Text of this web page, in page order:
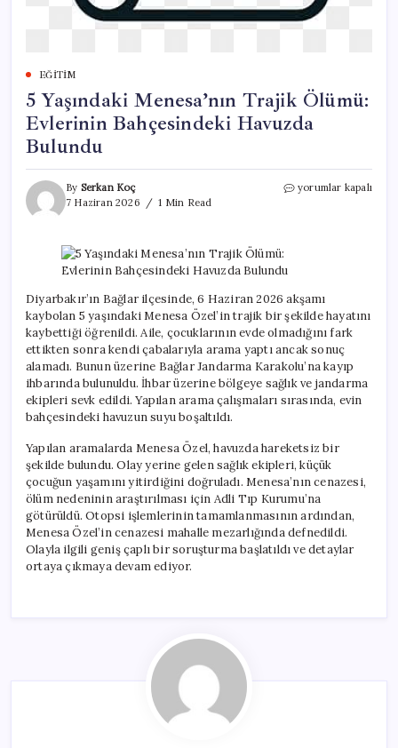
EĞITIM
5 Yaşındaki Menesa’nın Trajik Ölümü:
Evlerinin Bahçesindeki Havuzda
Bulundu
By Serkan Koç
7 Haziran 2026
1 Min Read
5
Bulundu
için
yorumlar kapalı
Diyarbakır’ın Bağlar ilçesinde, 6 Haziran 2026 akşamı
kaybolan 5 yaşındaki Menesa Özel’in trajik bir şekilde hayatını
kaybettiği öğrenildi. Aile, çocuklarının evde olmadığını fark
ettikten sonra kendi çabalarıyla arama yaptı ancak sonuç
alamadı. Bunun üzerine Bağlar Jandarma Karakolu’na kayıp
ihbarında bulunuldu. İhbar üzerine bölgeye sağlık ve jandarma
ekipleri sevk edildi. Yapılan arama çalışmaları sırasında, evin
bahçesindeki havuzun suyu boşaltıldı.
Yapılan aramalarda Menesa Özel, havuzda hareketsiz bir
şekilde bulundu. Olay yerine gelen sağlık ekipleri, küçük
çocuğun yaşamını yitirdiğini doğruladı. Menesa’nın cenazesi,
ölüm nedeninin araştırılması için Adli Tıp Kurumu’na
götürüldü. Otopsi işlemlerinin tamamlanmasının ardından,
Menesa Özel’in cenazesi mahalle mezarlığında defnedildi.
Olayla ilgili geniş çaplı bir soruşturma başlatıldı ve detaylar
ortaya çıkmaya devam ediyor.